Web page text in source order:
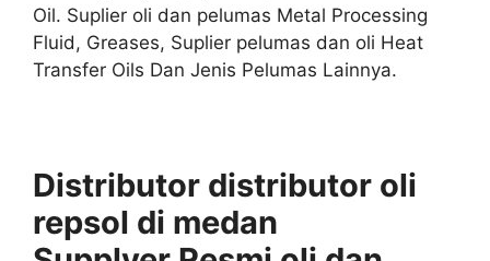
Oil. Suplier oli dan pelumas Metal Processing
Fluid, Greases, Suplier pelumas dan oli Heat
Transfer Oils Dan Jenis Pelumas Lainnya.
Distributor distributor oli
repsol di medan